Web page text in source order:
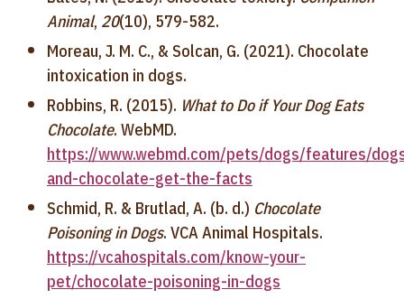
Animal, 20(10), 579-582.
Moreau, J. M. C., & Solcan, G. (2021). Chocolate
intoxication in dogs.
Robbins, R. (2015). What to Do if Your Dog Eats
Chocolate. WebMD.
https://www.webmd.com/pets/dogs/features/
and-chocolate-get-the-facts
Schmid, R. & Brutlad, A. (b. d.) Chocolate
Poisoning in Dogs. VCA Animal Hospitals.
https://vcahospitals.com/know-your-
pet/chocolate-poisoning-in-dogs